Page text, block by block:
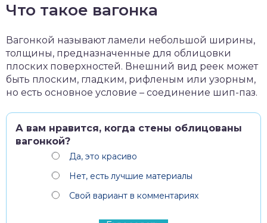
Что такое вагонка
Вагонкой называют ламели небольшой ширины,
толщины, предназначенные для облицовки
плоских поверхностей. Внешний вид реек может
быть плоским, гладким, рифленым или узорным,
но есть основное условие – соединение шип-паз.
А вам нравится, когда стены облицованы
вагонкой?
Да, это красиво
Нет, есть лучшие материалы
Свой вариант в комментариях